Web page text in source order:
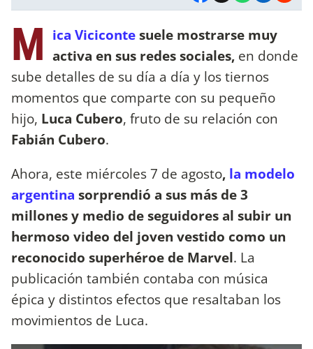
M ica Vicicontesuele mostrarse muy
activa en sus redes sociales, en donde
sube detalles de su día a día y los tiernos
momentos que comparte con su pequeño
hijo, Luca Cubero, fruto de su relación con
Fabián Cubero.
Ahora, este miércoles 7 de agosto, la modelo
argentina sorprendió a sus más de 3
millones y medio de seguidores al subir un
hermoso video del joven vestido como un
reconocido superhéroe de Marvel. La
publicación también contaba con música
épica y distintos efectos que resaltaban los
movimientos de Luca.